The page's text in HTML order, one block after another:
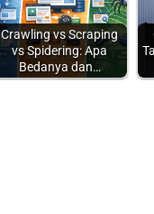
Crawling vs Scraping
vs Spidering: Apa
Bedanya dan…